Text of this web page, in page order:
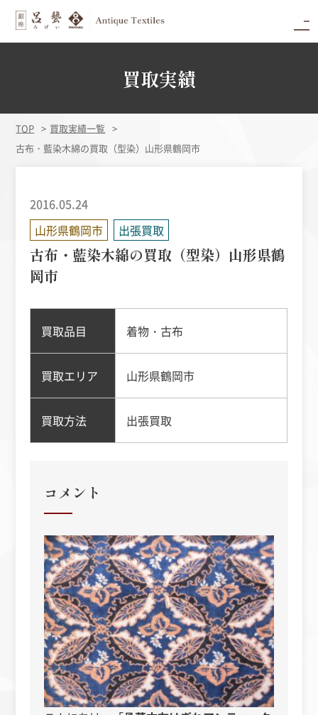
買取実績
TOP
買取実績一覧
古布・藍染木綿の買取（型染）山形県鶴岡市
2016.05.24
山形県鶴岡市
出張買取
古布・藍染木綿の買取（型染）山形県鶴
岡市
買取品目 着物・古布
買取エリア 山形県鶴岡市
買取方法 出張買取
コメント